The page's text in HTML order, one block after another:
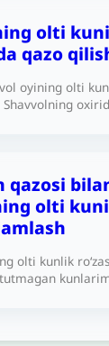
olti
qazo
oyining olti
qazosi
olti
olti kunlik